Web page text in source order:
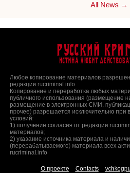
All News →
Русский
Истина любит
Любое копирование материалов
редакции rucriminal.info.
Копирование и переработка любых
публичного использования (размещение
размещение в электронных СМИ,
прочее) разрешается исключительно
условий:
1) получение согласия от редакции
материалов;
2) указание источника материала и
(перерабатываемого) материала всех
rucriminal.info
О проекте Contacts